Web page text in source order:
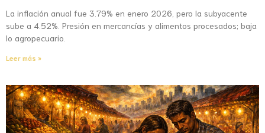
La inflación anual fue 3.79% en enero 2026, pero la subyacente
sube a 4.52%. Presión en mercancías y alimentos procesados; baja
lo agropecuario.
Leer más »